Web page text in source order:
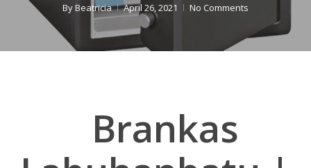
ByBeatricia April 26, 2021 No Comments
Brankas